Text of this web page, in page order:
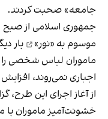
جامعه» صحبت کردند.
جمهوری اسلامی از صبح روز شنبه
موسوم به «نور»
بار
ماموران لباس‌ شخصی را
اجباری نمی‌روند،
از آغاز اجرای این طرح،
خشونت‌آمیز ماموران